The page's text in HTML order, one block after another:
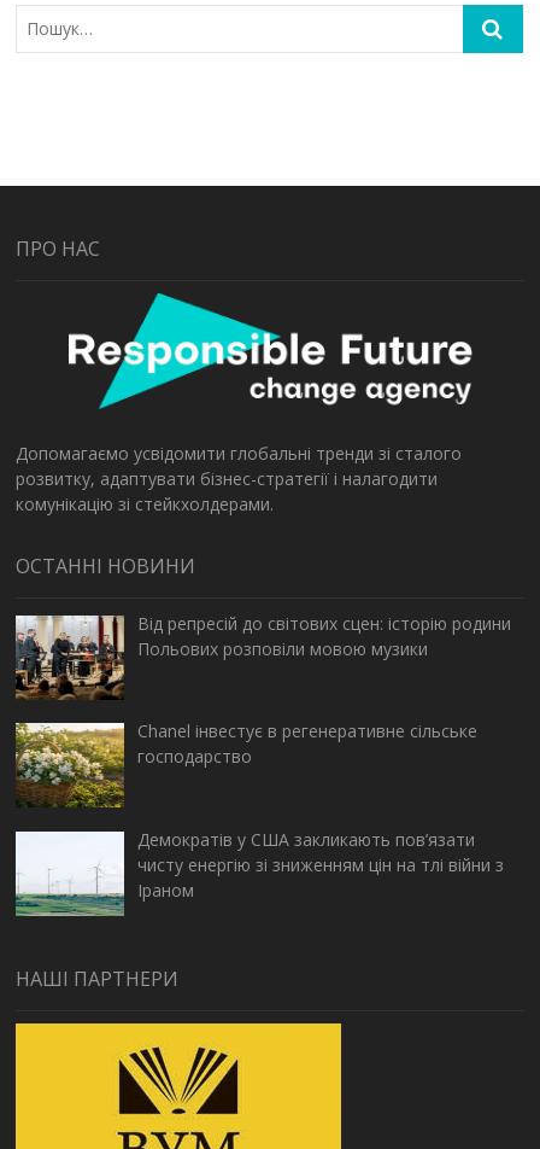
ПРО НАС
Допомагаємо усвідомити глобальні тренди зі сталого
розвитку, адаптувати бізнес-стратегії і налагодити
комунікацію зі стейкхолдерами.
ОСТАННІ НОВИНИ
Від репресій до світових сцен: історію родини
Польових розповіли мовою музики
Chanel інвестує в регенеративне сільське
господарство
Демократів у США закликають пов’язати
чисту енергію зі зниженням цін на тлі війни з
Іраном
НАШІ ПАРТНЕРИ